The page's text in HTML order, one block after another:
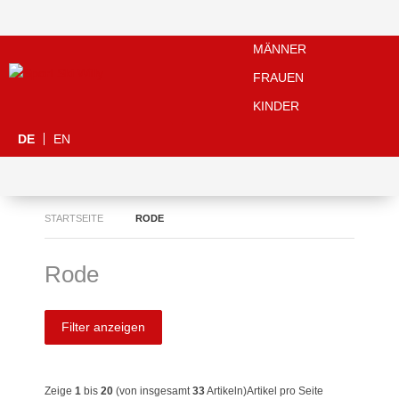
MÄNNER
FRAUEN
KINDER
DE EN
STARTSEITE RODE
Rode
Filter anzeigen
Zeige 1 bis 20 (von insgesamt33Artikeln)Artikel pro Seite